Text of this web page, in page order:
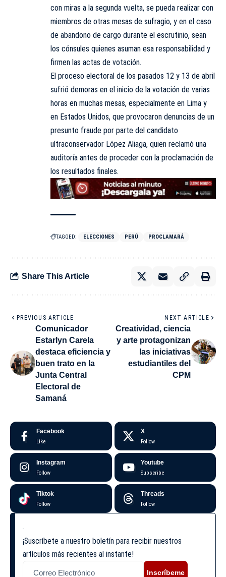
con miras a la segunda vuelta, se pueda realizar con
miembros de otras mesas de sufragio, y en el caso
de abandono de cargo durante el escrutinio, sean
los cónsules quienes asuman esa responsabilidad y
firmen las actas de votación.
El proceso electoral de los pasados 12 y 13 de abril
sufrió demoras en el inicio de la votación de varias
horas en muchas mesas, especialmente en Lima y
en Estados Unidos, que provocaron denuncias de un
presunto fraude por parte del candidato
ultraconservador López Aliaga, quien reclamó una
auditoría antes de proceder con la proclamación de
los resultados finales.
TAGGED: ELECCIONES PERÚ PROCLAMARÁ
Share This Article
PREVIOUS ARTICLE
Comunicador
Estarlyn Carela
destaca eficiencia y
buen trato en la
Junta Central
Electoral de
Samaná
NEXT ARTICLE
Creatividad, ciencia
y arte protagonizan
las iniciativas
estudiantiles del
CPM
Facebook
Like
X
Follow
Instagram
Follow
Youtube
Subscribe
Tiktok
Follow
Threads
Follow
¡Suscríbete a nuestro boletín para recibir nuestros
artículos más recientes al instante!
Inscríbeme